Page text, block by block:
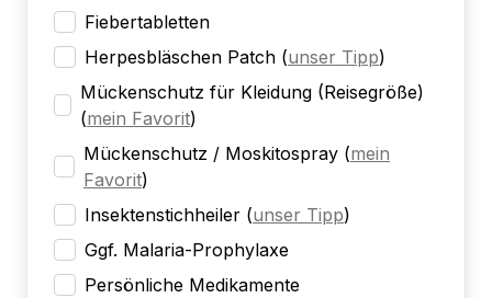
Fiebertabletten
Herpesbläschen Patch (unser Tipp)
Mückenschutz für Kleidung (Reisegröße)
(mein Favorit)
Mückenschutz / Moskitospray (mein
Favorit)
Insektenstichheiler (unser Tipp)
Ggf. Malaria-Prophylaxe
Persönliche Medikamente